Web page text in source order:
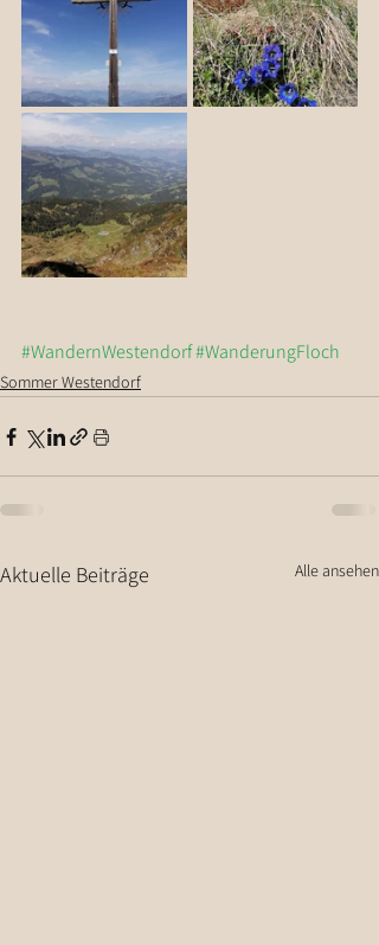
#WandernWestendorf#WanderungFloch
Sommer Westendorf
Aktuelle Beiträge Alle ansehen